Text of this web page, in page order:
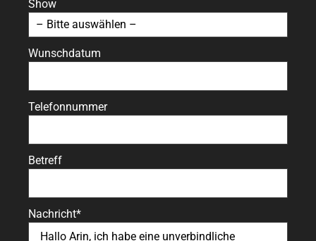
Show
Wunschdatum
Telefonnummer
Betreff
Nachricht*